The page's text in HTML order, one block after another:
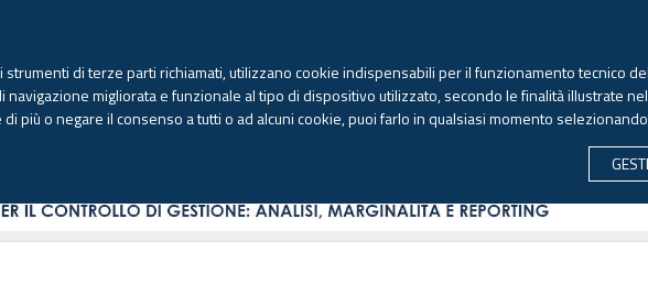
Venerdì, 7 agosto 2026 -Aggiornato alle 6.00
strumenti di terze parti richiamati, utilizzano cookie indispensabili per il funzionamento tecnico
navigazione migliorata e funzionale al tipo di dispositivo utilizzato, secondo le finalità illustrate
più o negare il consenso a tutti o ad alcuni cookie, puoi farlo in qualsiasi momento selezionando